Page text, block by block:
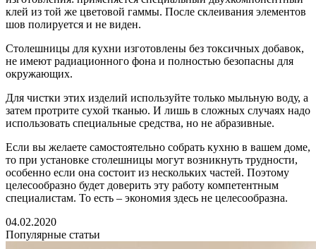
клей из той же цветовой гаммы. После склеивания элементов
шов полируется и не виден.
Столешницы для кухни изготовлены без токсичных добавок,
не имеют радиационного фона и полностью безопасны для
окружающих.
Для чистки этих изделий используйте только мыльную воду, а
затем протрите сухой тканью. И лишь в сложных случаях надо
использовать специальные средства, но не абразивные.
Если вы желаете самостоятельно собрать кухню в вашем доме,
то при установке столешницы могут возникнуть трудности,
особенно если она состоит из нескольких частей. Поэтому
целесообразно будет доверить эту работу компетентным
специалистам. То есть – экономия здесь не целесообразна.
04.02.2020
Популярные статьи